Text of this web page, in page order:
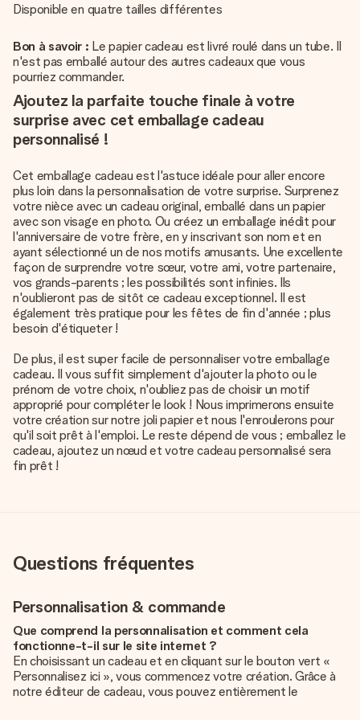
Disponible en quatre tailles différentes
Bon à savoir : Le papier cadeau est livré roulé dans un tube. Il
n'est pas emballé autour des autres cadeaux que vous
pourriez commander.
Ajoutez la parfaite touche finale à votre
surprise avec cet emballage cadeau
personnalisé !
Cet emballage cadeau est l'astuce idéale pour aller encore
plus loin dans la personnalisation de votre surprise. Surprenez
votre nièce avec un cadeau original, emballé dans un papier
avec son visage en photo. Ou créez un emballage inédit pour
l'anniversaire de votre frère, en y inscrivant son nom et en
ayant sélectionné un de nos motifs amusants. Une excellente
façon de surprendre votre sœur, votre ami, votre partenaire,
vos grands-parents ; les possibilités sont infinies. Ils
n'oublieront pas de sitôt ce cadeau exceptionnel. Il est
également très pratique pour les fêtes de fin d'année ; plus
besoin d'étiqueter !
De plus, il est super facile de personnaliser votre emballage
cadeau. Il vous suffit simplement d'ajouter la photo ou le
prénom de votre choix, n'oubliez pas de choisir un motif
approprié pour compléter le look ! Nous imprimerons ensuite
votre création sur notre joli papier et nous l'enroulerons pour
qu'il soit prêt à l'emploi. Le reste dépend de vous ; emballez le
cadeau, ajoutez un nœud et votre cadeau personnalisé sera
fin prêt !
Questions fréquentes
Personnalisation & commande
Que comprend la personnalisation et comment cela
fonctionne-t-il sur le site internet ?
En choisissant un cadeau et en cliquant sur le bouton vert «
Personnalisez ici », vous commencez votre création. Grâce à
notre éditeur de cadeau, vous pouvez entièrement le